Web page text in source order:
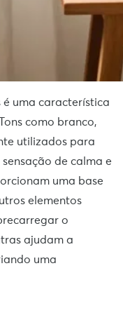
é uma característica
como branco,
utilizados para
de calma e
uma base
elementos
o
ajudam a
uma